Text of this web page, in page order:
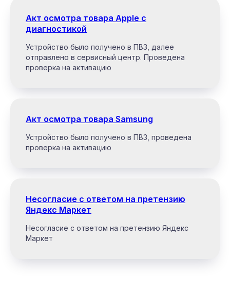
Акт осмотра товара Apple с
диагностикой
Устройство было получено в ПВЗ, далее
отправлено в сервисный центр. Проведена
проверка на активацию
Акт осмотра товара Samsung
Устройство было получено в ПВЗ, проведена
проверка на активацию
Несогласие с ответом на претензию
Яндекс Маркет
Несогласие с ответом на претензию Яндекс
Маркет